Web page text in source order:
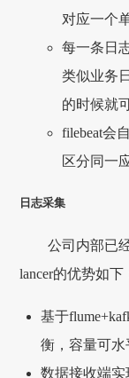
对应一个
每一条日
类似业务
的时候就
filebeat会
区分同一
日志采集
公司内部已
lancer的优势如下
基于
衡，容量可水
数据接收端